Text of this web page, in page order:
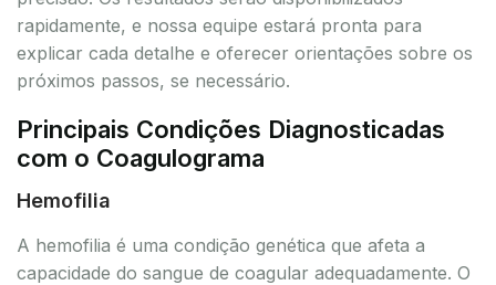
rapidamente, e nossa equipe estará pronta para
explicar cada detalhe e oferecer orientações sobre os
próximos passos, se necessário.
Principais Condições Diagnosticadas
com o Coagulograma
Hemofilia
A hemofilia é uma condição genética que afeta a
capacidade do sangue de coagular adequadamente. O